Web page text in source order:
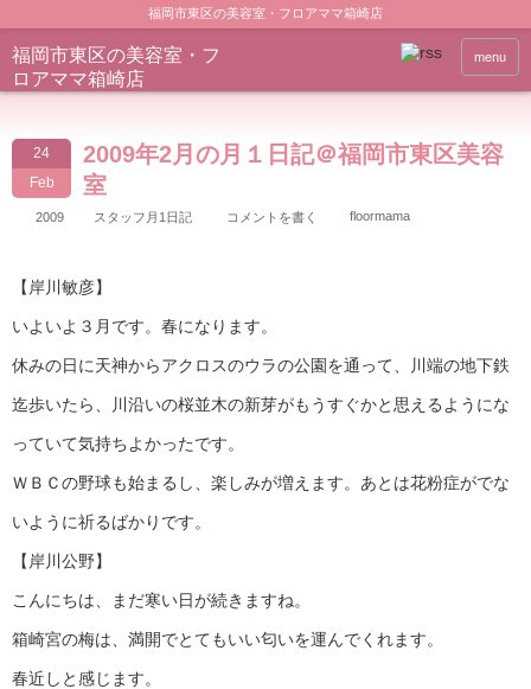
福岡市東区の美容室・フロアママ箱崎店
福岡市東区の美容室・フ
ロアママ箱崎店
menu
24
Feb
2009年2月の月１日記＠福岡市東区美容
室
2009 スタッフ月1日記 コメントを書く floormama
【岸川敏彦】
いよいよ３月です。春になります。
休みの日に天神からアクロスのウラの公園を通って、川端の地下鉄
迄歩いたら、川沿いの桜並木の新芽がもうすぐかと思えるようにな
っていて気持ちよかったです。
ＷＢＣの野球も始まるし、楽しみが増えます。あとは花粉症がでな
いように祈るばかりです。
【岸川公野】
こんにちは、まだ寒い日が続きますね。
箱崎宮の梅は、満開でとてもいい匂いを運んでくれます。
春近しと感じます。